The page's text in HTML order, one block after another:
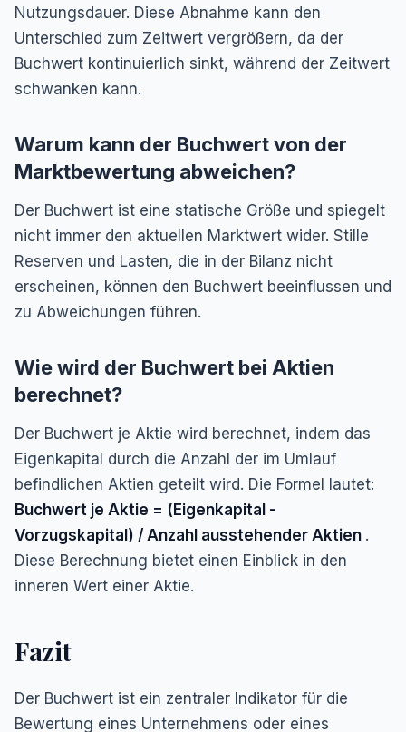
Nutzungsdauer. Diese Abnahme kann den
Unterschied zum Zeitwert vergrößern, da der
Buchwert kontinuierlich sinkt, während der Zeitwert
schwanken kann.
Warum kann der Buchwert von der
Marktbewertung abweichen?
Der Buchwert ist eine statische Größe und spiegelt
nicht immer den aktuellen Marktwert wider. Stille
Reserven und Lasten, die in der Bilanz nicht
erscheinen, können den Buchwert beeinflussen und
zu Abweichungen führen.
Wie wird der Buchwert bei Aktien
berechnet?
Der Buchwert je Aktie wird berechnet, indem das
Eigenkapital durch die Anzahl der im Umlauf
befindlichen Aktien geteilt wird. Die Formel lautet:
Buchwert je Aktie = (Eigenkapital -
Vorzugskapital) / Anzahl ausstehender Aktien .
Diese Berechnung bietet einen Einblick in den
inneren Wert einer Aktie.
Fazit
Der Buchwert ist ein zentraler Indikator für die
Bewertung eines Unternehmens oder eines